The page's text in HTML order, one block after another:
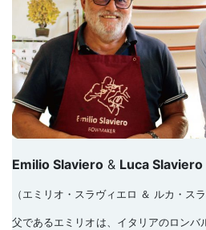
Emilio Slaviero & Luca Slaviero
（エミリオ・スラヴィエロ ＆ ルカ・スラ
父であるエミリオは、イタリアのロンバ